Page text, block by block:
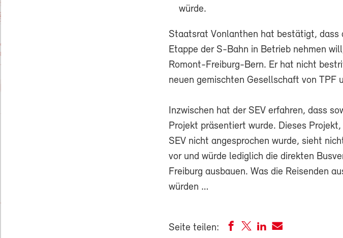
würde.
Staatsrat Vonlanthen hat bestätigt, dass
Etappe der S-Bahn in Betrieb nehmen
Romont-Freiburg-Bern. Er hat nicht
neuen gemischten Gesellschaft von TPF
Inzwischen hat der SEV erfahren, dass
Projekt präsentiert wurde. Dieses
SEV nicht angesprochen wurde, sieht
vor und würde lediglich die direkten
Freiburg ausbauen. Was die Reisenden
würden …
Seite teilen: